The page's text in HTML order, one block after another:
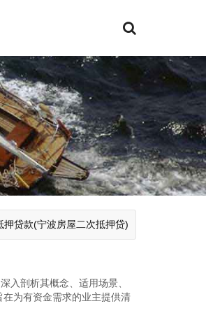
押贷款(宁波房屋二次抵押贷)
入剖析其概念、适用场景、
为有资金需求的业主提供清